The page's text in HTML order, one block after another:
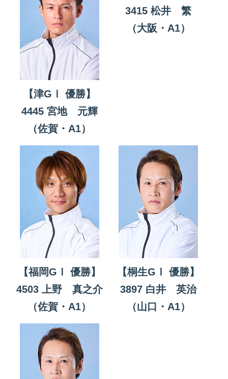
【津GⅠ 優勝】
4445 宮地 元輝
（佐賀・A1）
3415 松井 繁
（大阪・A1）
【福岡GⅠ 優勝】
4503 上野 真之介
（佐賀・A1）
【桐生GⅠ 優勝】
3897 白井 英治
（山口・A1）